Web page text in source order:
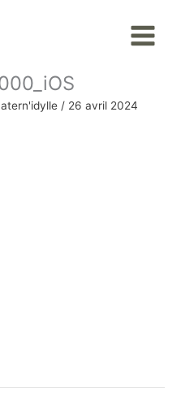
Menu
/ 26 avril 2024